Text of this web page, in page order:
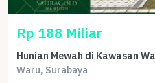
Rp 188 Miliar
Waru, Surabaya